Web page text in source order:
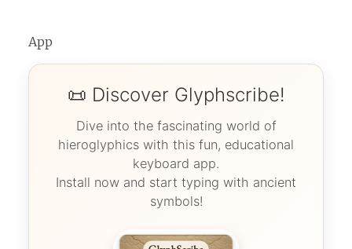
App
📜 Discover Glyphscribe!
Dive into the fascinating world of
hieroglyphics with this fun, educational
keyboard app.
Install now and start typing with ancient
symbols!